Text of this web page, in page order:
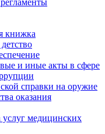
книжка
и иные акты в сфере
справки на оружие
оказания
услуг медицинскиx